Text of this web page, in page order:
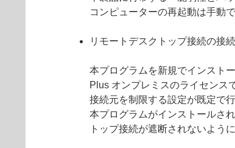
コンピューターの再起動は手動
リモートデスクトップ接続の接
本プログラムを新規でインスト
Plus オンプレミスのライセンス
接続元を制限する設定が既定で行
本プログラムがインストールさ
トップ接続が遮断されないよう